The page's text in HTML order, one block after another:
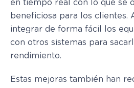
en tiempo real con lo que se
beneficiosa para los clientes.
integrar de forma fácil los
con otros sistemas para
rendimiento.
Estas mejoras también han